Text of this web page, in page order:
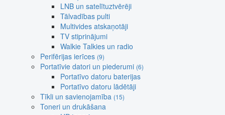
LNB un satelītuztvērēji
Tālvadības pulti
Multivides atskaņotāji
TV stiprinājumi
Walkie Talkies un radio
Perifērijas ierīces (9)
Portatīvie datori un piederumi (6)
Portatīvo datoru baterijas
Portatīvo datoru lādētāji
Tīkli un savienojamība (15)
Toneri un drukāšana